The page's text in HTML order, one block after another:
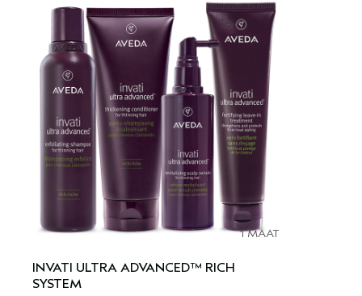
1 MAAT
INVATI ULTRA ADVANCED™ RICH
SYSTEM